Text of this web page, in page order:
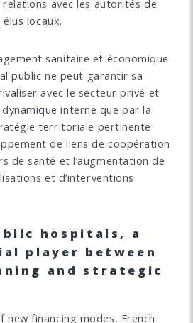
avec les autorités de
locaux.
sanitaire et économique
public ne peut garantir sa
avec le secteur privé et
interne que par la
territoriale pertinente
de liens de coopération
de santé et l’augmentation de
et d’interventions
hospitals, a
player between
and strategic
new financing modes, French